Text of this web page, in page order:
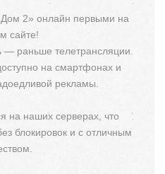
2» онлайн первыми на
сайте!
раньше телетрансляции.
на смартфонах и
рекламы.
на наших серверах, что
блокировок и с отличным